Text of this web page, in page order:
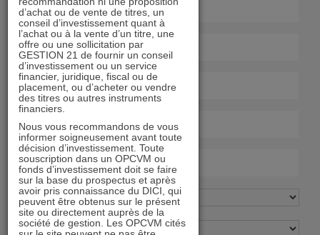
d’achat ou de vente de titres, un
conseil d’investissement quant à
l’achat ou à la vente d’un titre, une
offre ou une sollicitation par
GESTION 21 de fournir un conseil
d’investissement ou un service
financier, juridique, fiscal ou de
placement, ou d’acheter ou vendre
des titres ou autres instruments
financiers.
Nous vous recommandons de vous
informer soigneusement avant toute
décision d’investissement. Toute
souscription dans un OPCVM ou
fonds d’investissement doit se faire
sur la base du prospectus et après
avoir pris connaissance du DICI, qui
peuvent être obtenus sur le présent
site ou directement auprès de la
société de gestion. Les OPCVM cités